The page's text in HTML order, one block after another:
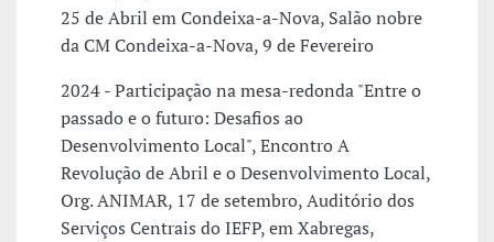
25 de Abril em Condeixa-a-Nova, Salão nobre
da CM Condeixa-a-Nova, 9 de Fevereiro
2024 - Participação na mesa-redonda "Entre o
passado e o futuro: Desafios ao
Desenvolvimento Local", Encontro A
Revolução de Abril e o Desenvolvimento Local,
Org. ANIMAR, 17 de setembro, Auditório dos
Serviços Centrais do IEFP, em Xabregas,